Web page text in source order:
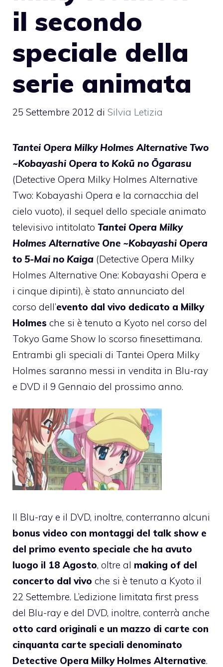
il secondo
speciale della
serie animata
25 Settembre 2012 di Silvia Letizia
Tantei Opera Milky Holmes Alternative Two
~Kobayashi Opera to Kokū no Ōgarasu
(Detective Opera Milky Holmes Alternative
Two: Kobayashi Opera e la cornacchia del
cielo vuoto), il sequel dello speciale animato
televisivo intitolato Tantei Opera Milky
Holmes Alternative One ~Kobayashi Opera
to 5-Mai no Kaiga (Detective Opera Milky
Holmes Alternative One: Kobayashi Opera e
i cinque dipinti), è stato annunciato del
corso dell’evento dal vivo dedicato a Milky
Holmes che si è tenuto a Kyoto nel corso del
Tokyo Game Show lo scorso finesettimana.
Entrambi gli speciali di Tantei Opera Milky
Holmes saranno messi in vendita in Blu-ray
e DVD il 9 Gennaio del prossimo anno.
Il Blu-ray e il DVD, inoltre, conterranno alcuni
bonus video con montaggi del talk show e
del primo evento speciale che ha avuto
luogo il 18 Agosto, oltre al making of del
concerto dal vivo che si è tenuto a Kyoto il
22 Settembre. L’edizione limitata first press
del Blu-ray e del DVD, inoltre, conterrà anche
otto card originali e un mazzo di carte con
cinquanta carte speciali denominato
Detective Opera Milky Holmes Alternative.